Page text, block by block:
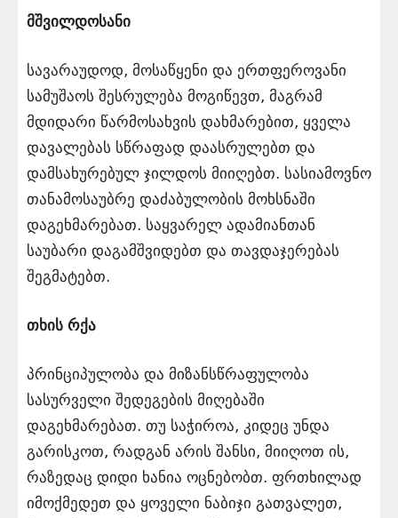
მშვილდოსანი
სავარაუდოდ, მოსაწყენი და ერთფეროვანი
სამუშაოს შესრულება მოგიწევთ, მაგრამ
მდიდარი წარმოსახვის დახმარებით, ყველა
დავალებას სწრაფად დაასრულებთ და
დამსახურებულ ჯილდოს მიიღებთ. სასიამოვნო
თანამოსაუბრე დაძაბულობის მოხსნაში
დაგეხმარებათ. საყვარელ ადამიანთან
საუბარი დაგამშვიდებთ და თავდაჯერებას
შეგმატებთ.
თხის რქა
პრინციპულობა და მიზანსწრაფულობა
სასურველი შედეგების მიღებაში
დაგეხმარებათ. თუ საჭიროა, კიდეც უნდა
გარისკოთ, რადგან არის შანსი, მიიღოთ ის,
რაზედაც დიდი ხანია ოცნებობთ. ფრთხილად
იმოქმედეთ და ყოველი ნაბიჯი გათვალეთ,